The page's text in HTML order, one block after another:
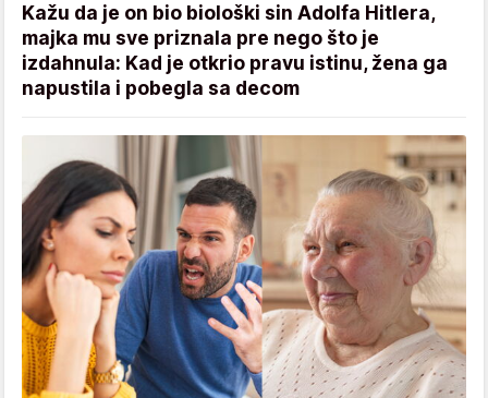
Kažu da je on bio biološki sin Adolfa Hitlera,
majka mu sve priznala pre nego što je
izdahnula: Kad je otkrio pravu istinu, žena ga
napustila i pobegla sa decom